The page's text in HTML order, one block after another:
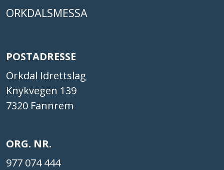
ORKDALSMESSA
POSTADRESSE
Orkdal Idrettslag
Knykvegen 139
7320 Fannrem
ORG. NR.
977 074 444